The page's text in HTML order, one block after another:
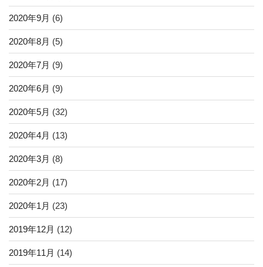
2020年9月 (6)
2020年8月 (5)
2020年7月 (9)
2020年6月 (9)
2020年5月 (32)
2020年4月 (13)
2020年3月 (8)
2020年2月 (17)
2020年1月 (23)
2019年12月 (12)
2019年11月 (14)